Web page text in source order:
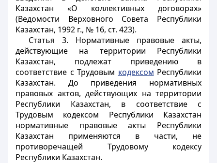
Казахстан «О коллективных договорах»
(Ведомости Верховного Совета Республики
Казахстан, 1992 г., № 16, ст. 423).
Статья 3. Нормативные правовые акты,
действующие на территории Республики
Казахстан, подлежат приведению в
соответствие с Трудовым кодексом Республики
Казахстан. До приведения нормативных
правовых актов, действующих на территории
Республики Казахстан, в соответствие с
Трудовым кодексом Республики Казахстан
нормативные правовые акты Республики
Казахстан применяются в части, не
противоречащей Трудовому кодексу
Республики Казахстан.